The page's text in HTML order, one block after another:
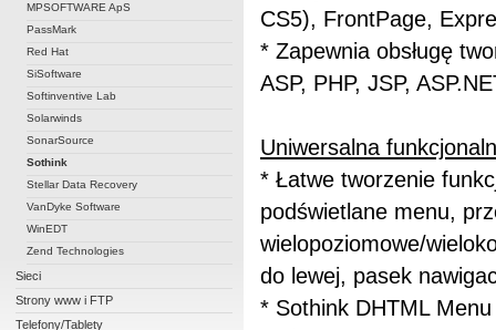
MPSOFTWARE ApS
PassMark
Red Hat
SiSoftware
Softinventive Lab
Solarwinds
SonarSource
Sothink
Stellar Data Recovery
VanDyke Software
WinEDT
Zend Technologies
Sieci
Strony www i FTP
Telefony/Tablety
CS5), FrontPage,
* Zapewnia obsługę
ASP, PHP, JSP,
Uniwersalna
* Łatwe tworzenie
podświetlane menu,
wielopoziomowe/
do lewej, pasek
* Sothink DHTML